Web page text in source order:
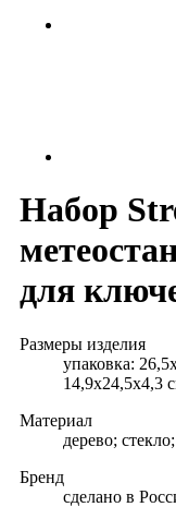
Набор
для
Размеры изделия
упаковка:
14,9х24,5х4,3
Материал
дерево;
Бренд
сделано в